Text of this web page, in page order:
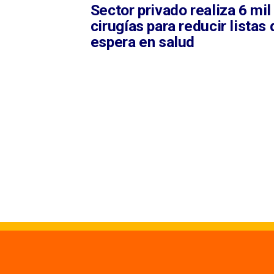
Sector privado realiza 6 mil
cirugías para reducir listas
espera en salud